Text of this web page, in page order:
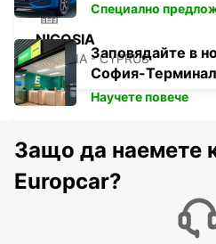
NICOSIA
NICOSIA - CYPRUS
LARNACA
LARNACA - CYPRUS
Специално
Заповядайте в
София-
Научете повече
Защо да наемете
Europcar?